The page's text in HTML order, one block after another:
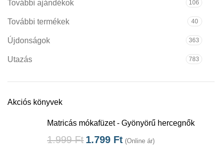
További ajándékok 106
További termékek 40
Újdonságok 363
Utazás 783
Akciós könyvek
Matricás mókafüzet - Gyönyörű hercegnők
1.999Ft 1.799 Ft (Online ár)